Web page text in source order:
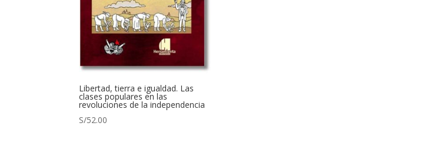
Libertad, tierra e igualdad. Las
clases populares en las
revoluciones de la independencia
S/52.00